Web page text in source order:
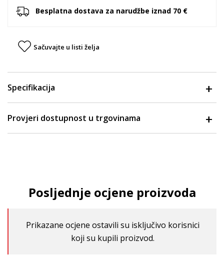
Besplatna dostava za narudžbe iznad 70 €
Sačuvajte u listi želja
Specifikacija
Provjeri dostupnost u trgovinama
Posljednje ocjene proizvoda
Prikazane ocjene ostavili su isključivo korisnici
koji su kupili proizvod.